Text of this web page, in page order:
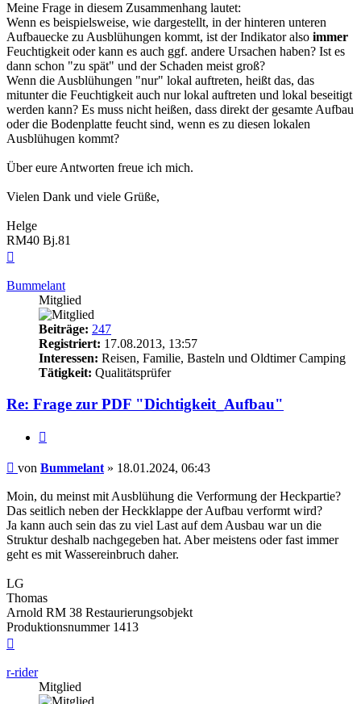
Meine Frage in diesem Zusammenhang lautet:
Wenn es beispielsweise, wie dargestellt, in der hinteren unteren
Aufbauecke zu Ausblühungen kommt, ist der Indikator also immer
Feuchtigkeit oder kann es auch ggf. andere Ursachen haben? Ist es
dann schon "zu spät" und der Schaden meist groß?
Wenn die Ausblühungen "nur" lokal auftreten, heißt das, das
mitunter die Feuchtigkeit auch nur lokal auftreten und lokal beseitigt
werden kann? Es muss nicht heißen, dass direkt der gesamte Aufbau
oder die Bodenplatte feucht sind, wenn es zu diesen lokalen
Ausblühugen kommt?
Über eure Antworten freue ich mich.
Vielen Dank und viele Grüße,
Helge
RM40 Bj.81
Bummelant
Mitglied
Beiträge: 247
Registriert: 17.08.2013, 13:57
Interessen: Reisen, Familie, Basteln und Oldtimer Camping
Tätigkeit: Qualitätsprüfer
Re: Frage zur PDF "Dichtigkeit_Aufbau"
Beitrag
von Bummelant» 18.01.2024, 06:43
Moin, du meinst mit Ausblühung die Verformung der Heckpartie?
Das seitlich neben der Heckklappe der Aufbau verformt wird?
Ja kann auch sein das zu viel Last auf dem Ausbau war un die
Struktur deshalb nachgegeben hat. Aber meistens oder fast immer
geht es mit Wassereinbruch daher.
LG
Thomas
Arnold RM 38 Restaurierungsobjekt
Produktionsnummer 1413
r-rider
Mitglied